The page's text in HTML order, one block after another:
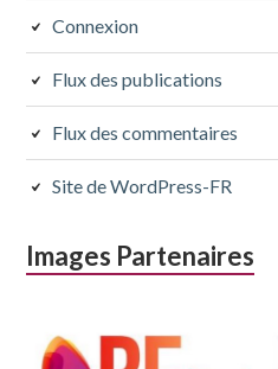
Connexion
Flux des publications
Flux des commentaires
Site de WordPress-FR
Images Partenaires